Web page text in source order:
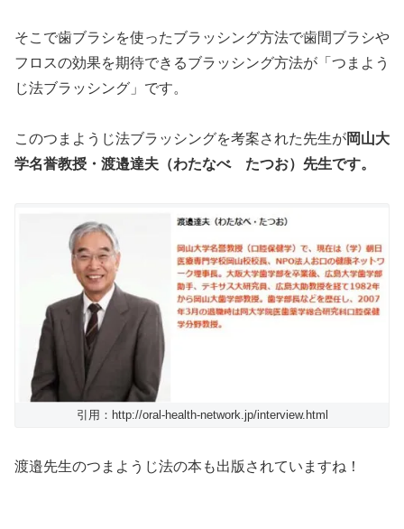
そこで歯ブラシを使ったブラッシング方法で歯間ブラシや
フロスの効果を期待できるブラッシング方法が「つまよう
じ法ブラッシング」です。
このつまようじ法ブラッシングを考案された先生が岡山大
学名誉教授・渡邉達夫（わたなべ たつお）先生です。
引用：http://oral-health-network.jp/interview.html
渡邉先生のつまようじ法の本も出版されていますね！